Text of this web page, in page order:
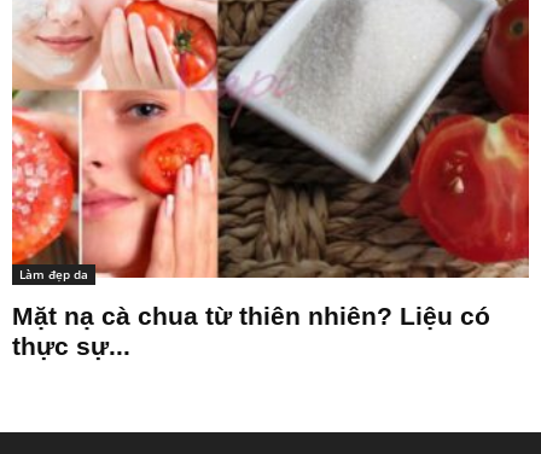
Làm đẹp da
Mặt nạ cà chua từ thiên nhiên? Liệu có
thực sự...